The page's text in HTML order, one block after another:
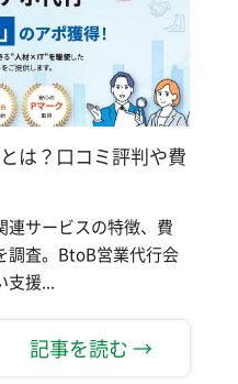
は？口コミ評判や費
連サービスの特徴、費
調査。BtoB営業代行会
支援...
記事を読む →